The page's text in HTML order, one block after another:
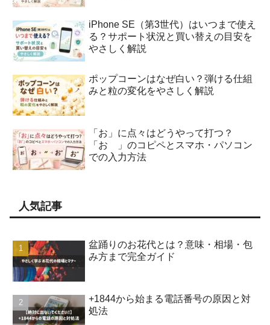
iPhone SE（第3世代）はいつまで使え
る？サポート状況と買い替えの目安を
やさしく解説
ポップコーンはなぜ白い？弾ける仕組
みと粒の変化をやさしく解説
「お」に点々はどうやって打つ？
「お゙」のコピペとスマホ・パソコン
での入力方法
人気記事
盆踊りのお花代とは？意味・相場・包
み方まで完全ガイド
+1844から始まる電話番号の原因と対
処法